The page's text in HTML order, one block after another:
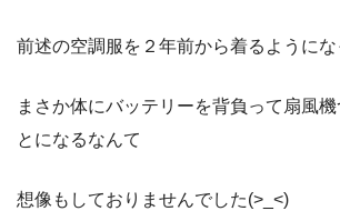
前述の空調服を２年前から着るように
まさか体にバッテリーを背負って扇風
とになるなんて
想像もしておりませんでした(>_<)